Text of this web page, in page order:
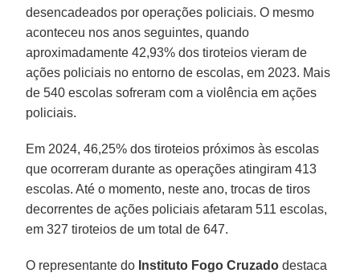
desencadeados por operações policiais. O mesmo
aconteceu nos anos seguintes, quando
aproximadamente 42,93% dos tiroteios vieram de
ações policiais no entorno de escolas, em 2023. Mais
de 540 escolas sofreram com a violência em ações
policiais.
Em 2024, 46,25% dos tiroteios próximos às escolas
que ocorreram durante as operações atingiram 413
escolas. Até o momento, neste ano, trocas de tiros
decorrentes de ações policiais afetaram 511 escolas,
em 327 tiroteios de um total de 647.
O representante do Instituto Fogo Cruzado destaca